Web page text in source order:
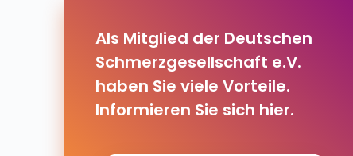
Als Mitglied der Deutschen
Schmerzgesellschaft e.V.
haben Sie viele Vorteile.
Informieren Sie sich hier.